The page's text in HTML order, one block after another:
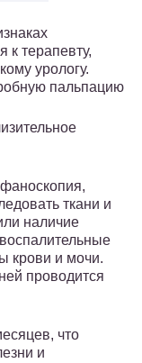
к терапевту,
урологу.
пальпацию
ткани и
наличие
крови и мочи.
проводится
что
и